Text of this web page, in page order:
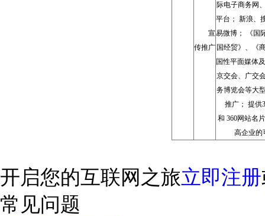
宣
传推广
际电子商务网
平台； 新浪、
易微博； 《国
国经贸》、《
国性平面媒体
京交会、广交
务博览会等大
推广； 提供
和 360网站名
高企业的
开启您的互联网之旅立即注册
常见问题